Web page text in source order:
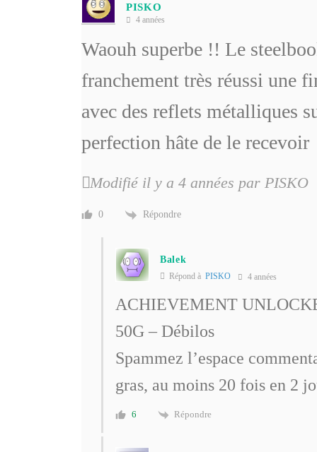
PISKO
4 années
Waouh superbe !! Le
franchement très réussi une
avec des reflets métalliques
perfection hâte de le recevoir
Modifié il y a 4 années par PISKO
0 Répondre
Balek
Répond à PISKO 4 années
ACHIEVEMENT
50G – Débilos
Spammez l’espace
gras, au moins 20 fois en 2
6 Répondre